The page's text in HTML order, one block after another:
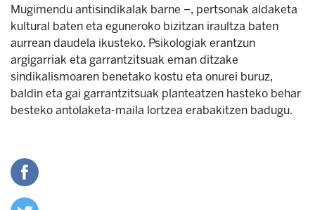
Mugimendu antisindikalak barne –, pertsonak aldaketa
kultural baten eta eguneroko bizitzan iraultza baten
aurrean daudela ikusteko. Psikologiak erantzun
argigarriak eta garrantzitsuak eman ditzake
sindikalismoaren benetako kostu eta onurei buruz,
baldin eta gai garrantzitsuak planteatzen hasteko behar
besteko antolaketa-maila lortzea erabakitzen badugu.